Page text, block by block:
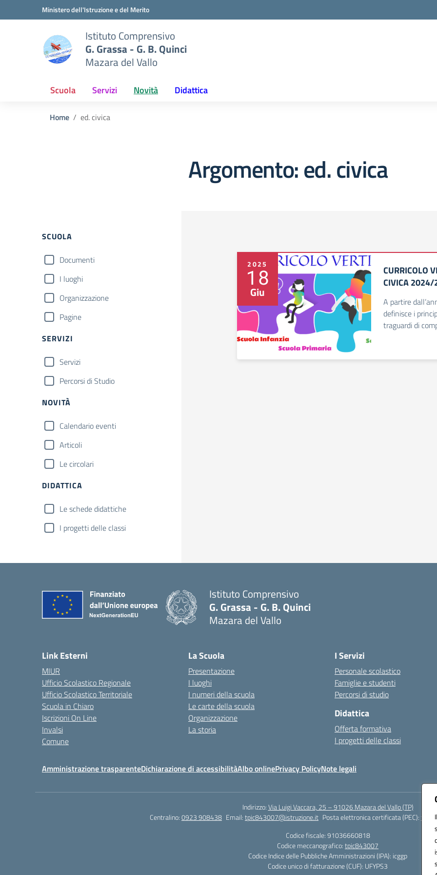
Vai ai contenuti
Vai al menu di navigazioneMinistero dell'Istruzione e del Merito
Istituto Comprensivo
G. Grassa - G. B. Quinci
Mazara del Vallo
Scuola Servizi Novità Didattica
Home ed. civica
Argomento: ed. civica
Filtri
SCUOLA
Documenti
I luoghi
Organizzazione
Pagine
SERVIZI
Servizi
Percorsi di Studio
NOVITÀ
Calendario eventi
Articoli
Le circolari
DIDATTICA
Le schede didattiche
I progetti delle classi
2025
18
Giu
CURRICOLO
CIVICA 2024/
A partire
definisce i
traguardi di
Istituto Comprensivo
G. Grassa - G. B. Quinci
Mazara del Vallo
Link Esterni
MIUR
Ufficio Scolastico Regionale
Ufficio Scolastico Territoriale
Scuola in Chiaro
Iscrizioni On Line
Invalsi
Comune
La Scuola
Presentazione
I luoghi
I numeri della scuola
Le carte della scuola
Organizzazione
La storia
I Servizi
Personale scolastico
Famiglie e studenti
Percorsi di studio
Didattica
Offerta formativa
I progetti delle classi
Amministrazione trasparenteDichiarazione di accessibilitàAlbo onlinePrivacy PolicyNote legali
Indirizzo:Via Luigi Vaccara, 25 – 91026 Mazara del Vallo (TP)
Centralino:0923 908438 Email:tpic843007@istruzione.it Posta elettronica certificata (PEC):
Codice fiscale: 91036660818
Codice meccanografico:tpic843007
Codice Indice delle Pubbliche Amministrazioni (IPA): icggp
Codice unico di fatturazione (CUF): UFYPS3